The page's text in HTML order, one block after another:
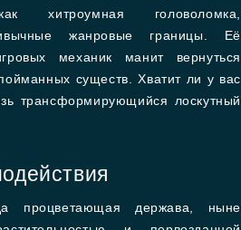
хитроумная головоломка,
жанровые границы. Её
механик манит вернуться
существ. Хватит ли у вас
трансформирующийся лоскутный
процветающая держава, ныне